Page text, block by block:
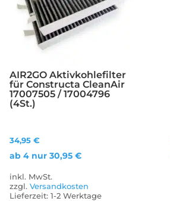
AIR2GO Aktivkohlefilter
für Constructa CleanAir
17007505 / 17004796
(4St.)
34,95€
ab 4 nur30,95€
inkl. MwSt.
zzgl.Versandkosten
Lieferzeit:1-2 Werktage